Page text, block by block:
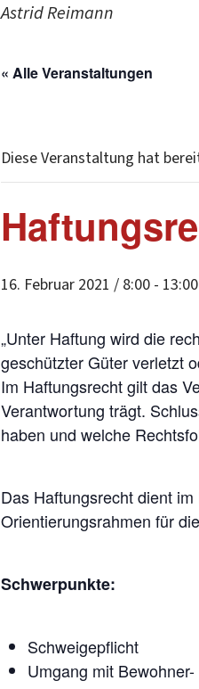
Astrid Reimann
« Alle Veranstaltungen
Diese Veranstaltung hat
16. Februar 2021 / 8:00 - 13:00
„Unter Haftung wird die
geschützter Güter verletzt
Im Haftungsrecht gilt das
Verantwortung trägt.
haben und welche
Das Haftungsrecht dient
Orientierungsrahmen für
Schwerpunkte:
Schweigepflicht
Umgang mit